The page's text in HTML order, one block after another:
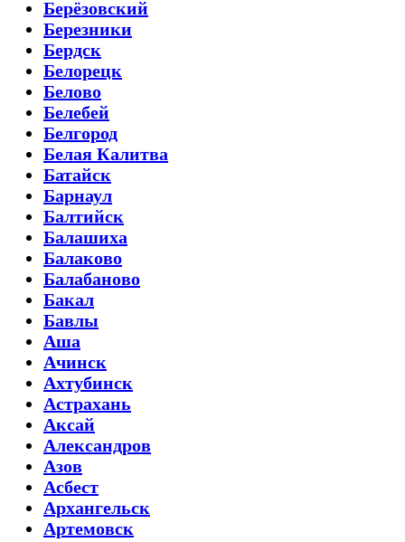
Берёзовский
Березники
Бердск
Белорецк
Белово
Белебей
Белгород
Белая Калитва
Батайск
Барнаул
Балтийск
Балашиха
Балаково
Балабаново
Бакал
Бавлы
Аша
Ачинск
Ахтубинск
Астрахань
Аксай
Александров
Азов
Асбест
Архангельск
Артемовск